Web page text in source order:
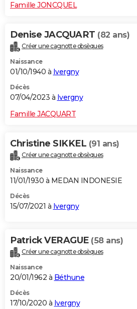
Famille JONCQUEL
Denise JACQUART (82 ans)
Créer une cagnotte obsèques
Naissance
01/10/1940 à Ivergny
Décès
07/04/2023 à Ivergny
Famille JACQUART
Christine SIKKEL (91 ans)
Créer une cagnotte obsèques
Naissance
11/01/1930 à MEDAN INDONESIE
Décès
15/07/2021 à Ivergny
Patrick VERAGUE (58 ans)
Créer une cagnotte obsèques
Naissance
20/01/1962 à Béthune
Décès
17/10/2020 à Ivergny